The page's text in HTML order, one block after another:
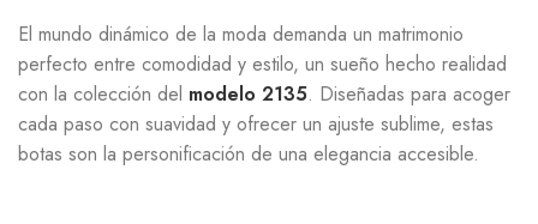
El mundo dinámico de la moda demanda un matrimonio
perfecto entre comodidad y estilo, un sueño hecho realidad
con la colección del modelo 2135. Diseñadas para acoger
cada paso con suavidad y ofrecer un ajuste sublime, estas
botas son la personificación de una elegancia accesible.